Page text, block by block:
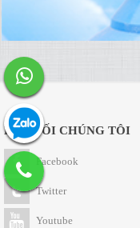
KẾT NỐI CHÚNG TÔI
Facebook
Twitter
Youtube